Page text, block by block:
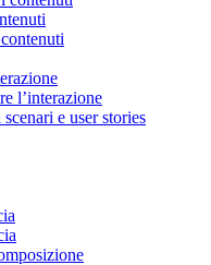
l’interazione
e user stories